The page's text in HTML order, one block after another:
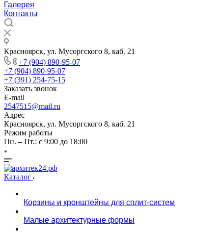
Галерея
Контакты
Красноярск, ул. Мусоргского 8, каб. 21
+7 (904) 890-95-07
+7 (904) 890-95-07
+7 (391) 254-75-15
Заказать звонок
E-mail
2547515@mail.ru
Адрес
Красноярск, ул. Мусоргского 8, каб. 21
Режим работы
Пн. – Пт.: с 9:00 до 18:00
Каталог
Корзины и кронштейны для сплит-систем
Малые архитектурные формы